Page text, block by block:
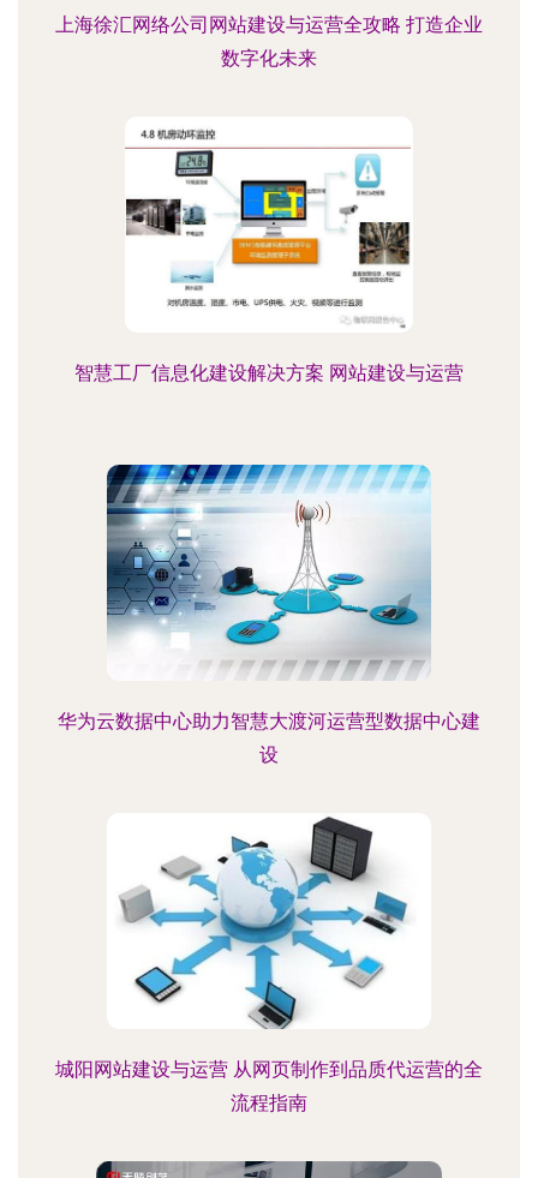
上海徐汇网络公司网站建设与运营全攻略 打造企业
数字化未来
智慧工厂信息化建设解决方案 网站建设与运营
华为云数据中心助力智慧大渡河运营型数据中心建
设
城阳网站建设与运营 从网页制作到品质代运营的全
流程指南